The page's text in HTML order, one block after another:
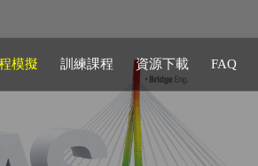
模擬 訓練課程 資源下載 FAQ